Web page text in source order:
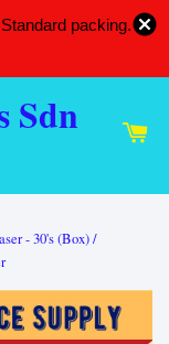
packing.
Sdn
- 30's (Box) /